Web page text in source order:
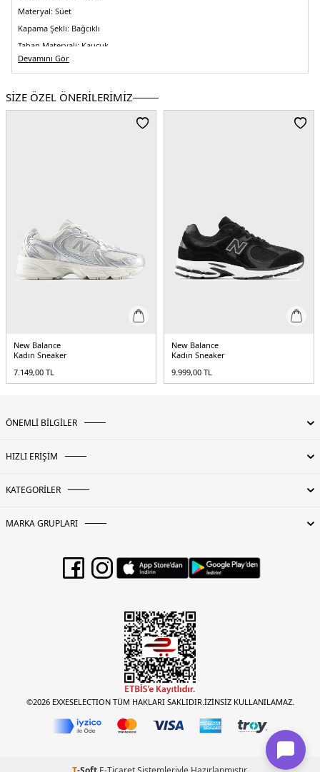
Materyal: Süet
Kapama Şekli: Bağcıklı
Taban Materyali: Kauçuk
Burun Tipi:Yuvarlak Burun
Topuk Tipi:Düz
Yaş Grubu:Yetişkin
Devamını Gör
SİZE ÖZEL ÖNERİLERİMİZ
New Balance
Kadın Sneaker
7.149,00 TL
New Balance
Kadın Sneaker
9.999,00 TL
ÖNEMLİ BİLGİLER
HIZLI ERİŞİM
KATEGORİLER
MARKA GRUPLARI
©2026 EXXESELECTION TÜM HAKLARI SAKLIDIR.İZİNSİZ KULLANILAMAZ.